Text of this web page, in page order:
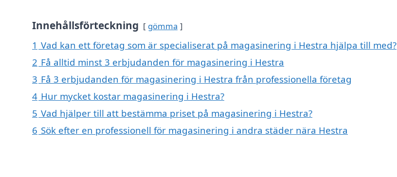
Innehållsförteckning gömma
1 Vad kan ett företag som är specialiserat på magasinering i Hestra hjälpa till med?
2 Få alltid minst 3 erbjudanden för magasinering i Hestra
3 Få 3 erbjudanden för magasinering i Hestra från professionella företag
4 Hur mycket kostar magasinering i Hestra?
5 Vad hjälper till att bestämma priset på magasinering i Hestra?
6 Sök efter en professionell för magasinering i andra städer nära Hestra